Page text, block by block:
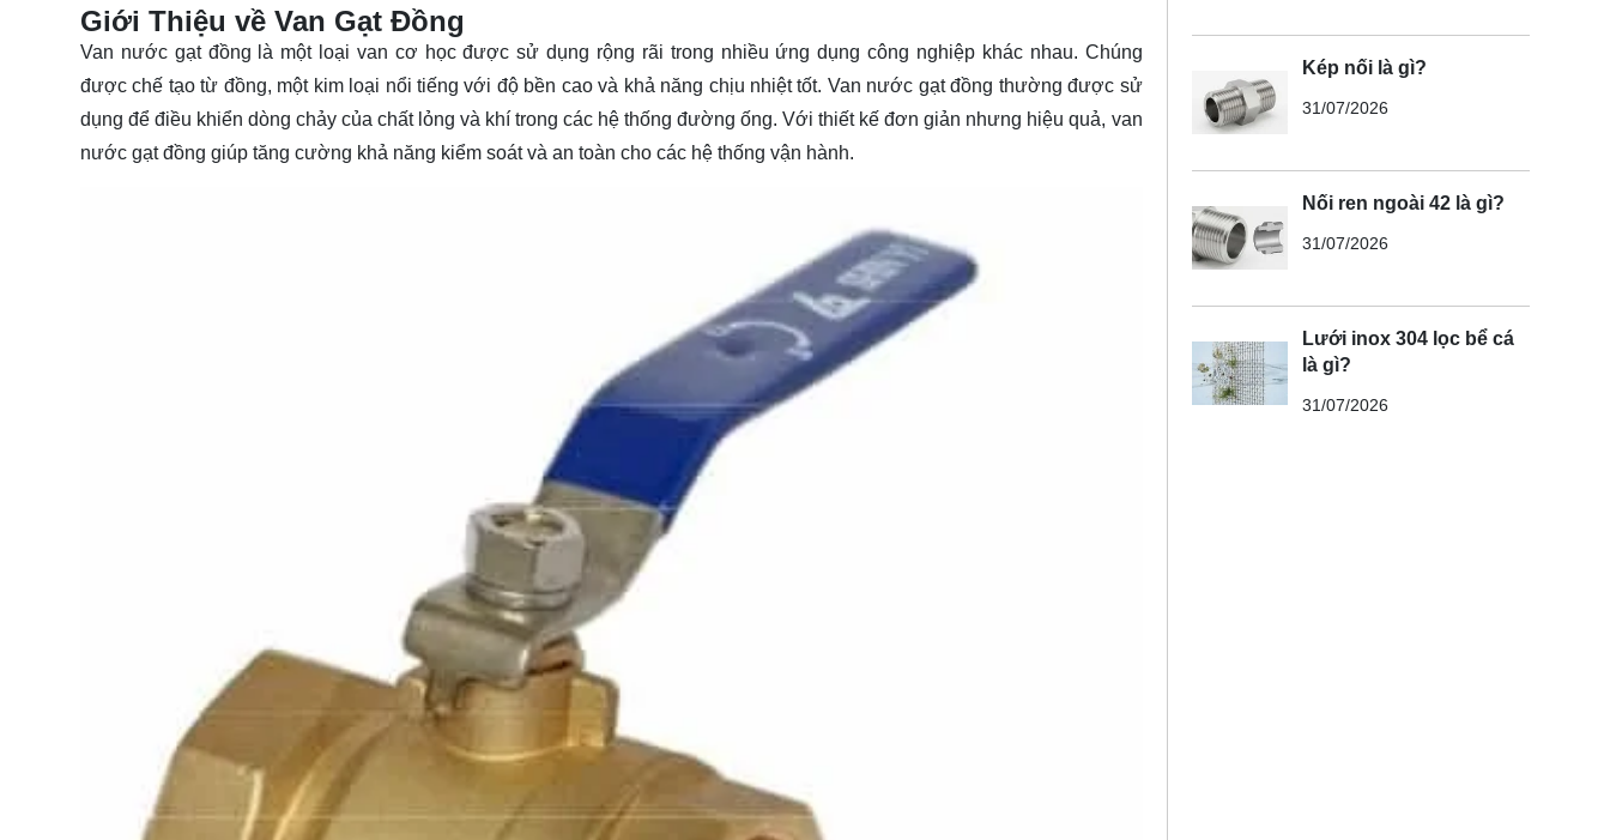
Giới Thiệu về Van Gạt Đồng
Van nước gạt đồng là một loại van cơ học được sử dụng rộng rãi trong nhiều ứng dụng công nghiệp khác nhau. Chúng
được chế tạo từ đồng, một kim loại nổi tiếng với độ bền cao và khả năng chịu nhiệt tốt. Van nước gạt đồng thường được sử
dụng để điều khiển dòng chảy của chất lỏng và khí trong các hệ thống đường ống. Với thiết kế đơn giản nhưng hiệu quả, van
nước gạt đồng giúp tăng cường khả năng kiểm soát và an toàn cho các hệ thống vận hành.
Kép nối là gì?
31/07/2026
Nối ren ngoài 42 là gì?
31/07/2026
Lưới inox 304 lọc bể cá
là gì?
31/07/2026